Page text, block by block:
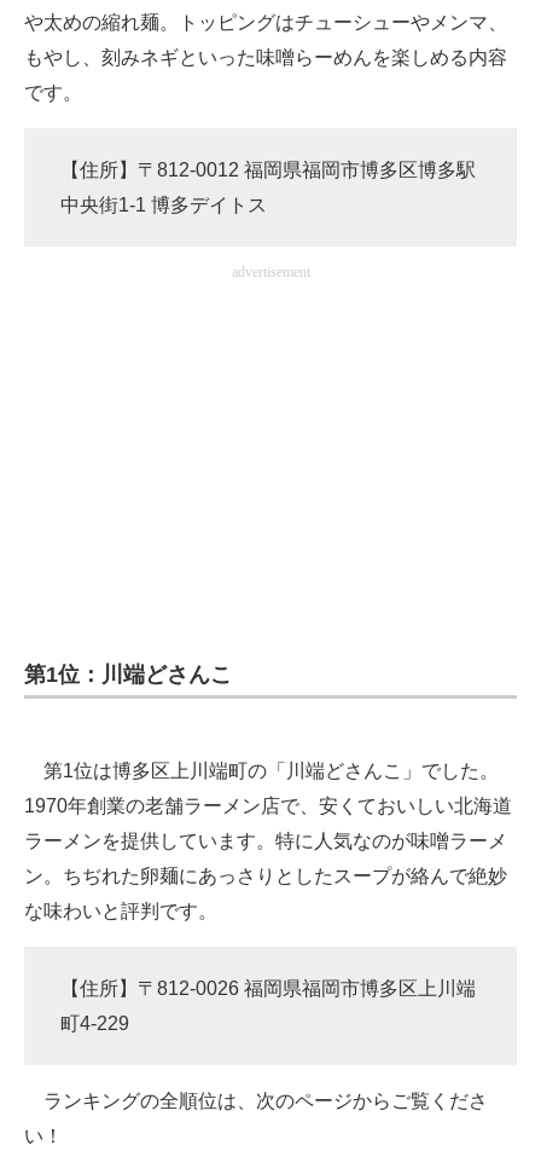
や太めの縮れ麺。トッピングはチューシューやメンマ、
もやし、刻みネギといった味噌らーめんを楽しめる内容
です。
【住所】〒812-0012 福岡県福岡市博多区博多駅
中央街1-1 博多デイトス
advertisement
第1位：川端どさんこ
第1位は博多区上川端町の「川端どさんこ」でした。
1970年創業の老舗ラーメン店で、安くておいしい北海道
ラーメンを提供しています。特に人気なのが味噌ラーメ
ン。ちぢれた卵麺にあっさりとしたスープが絡んで絶妙
な味わいと評判です。
【住所】〒812-0026 福岡県福岡市博多区上川端
町4-229
ランキングの全順位は、次のページからご覧くださ
い！